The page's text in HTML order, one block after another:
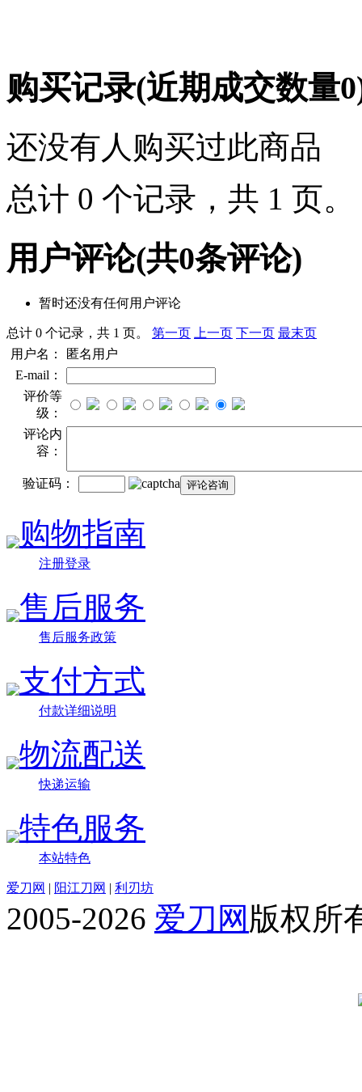
购买记录(近期成交数量0
还没有人购买过此商品
总计 0 个记录，共 1 页。
用户评论(共0条评论)
暂时还没有任何用户评论
总计 0 个记录，共 1 页。 第一页 上一页 下一页 最末页
用户名：
匿名用户
E-mail：
评价等
级：
评论内
容：
验证码：
购物指南
注册登录
售后服务
售后服务政策
支付方式
付款详细说明
物流配送
快递运输
特色服务
本站特色
爱刀网 | 阳江刀网 | 利刃坊
2005-2026 爱刀网 版权所